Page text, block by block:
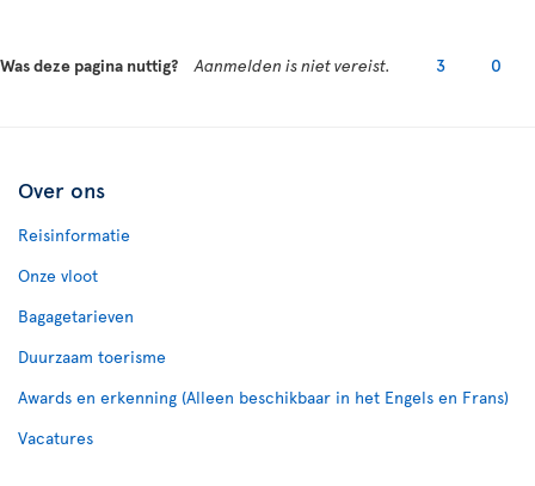
Was deze pagina nuttig? Aanmelden is niet vereist. 3 0
Over ons
Reisinformatie
Onze vloot
Bagagetarieven
Duurzaam toerisme
Awards en erkenning (Alleen beschikbaar in het Engels en Frans)
Vacatures